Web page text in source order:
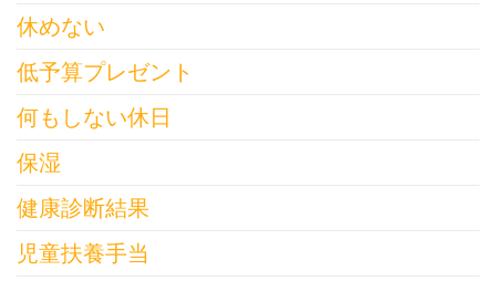
休めない
低予算プレゼント
何もしない休日
保湿
健康診断結果
児童扶養手当